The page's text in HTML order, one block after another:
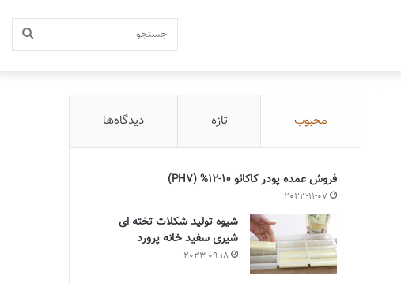
محبوب تازه دیدگاه‌ها
فروش عمده پودر کاکائو 10-12% (PH7)
2023-11-07
شیوه تولید شکلات تخته ای
شیری سفید خانه پرورد
2023-09-18